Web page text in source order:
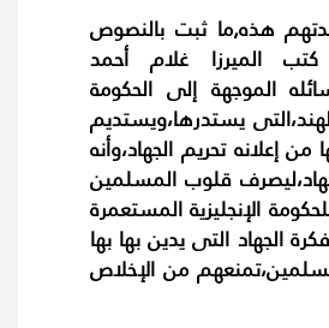
هذه,ما ثبت بالنصوص
الميرزا غلام أحمد
الموجهة إلى الحكومة
يستدرها،ويستديم
إعلانه تحريم الجهاد،وأنه
قلوب المسلمين
الإنجليزية المستعمرة
الجهاد التى يدين بها بها
من الإخلاص